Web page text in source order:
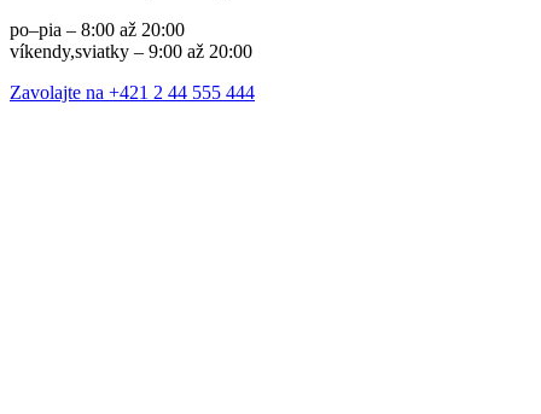
po–pia – 8:00 až 20:00
víkendy,sviatky – 9:00 až 20:00
Zavolajte na +421 2 44 555 444